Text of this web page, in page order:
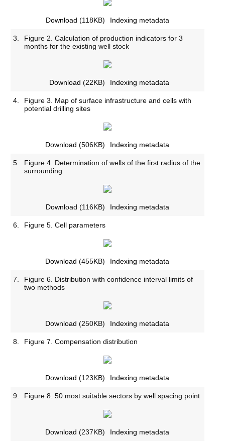
Download (118KB) Indexing metadata
3.
Figure 2. Calculation of production indicators for 3
months for the existing well stock
Download (22KB) Indexing metadata
4.
Figure 3. Map of surface infrastructure and cells with
potential drilling sites
Download (506KB) Indexing metadata
5.
Figure 4. Determination of wells of the first radius of the
surrounding
Download (116KB) Indexing metadata
6. Figure 5. Cell parameters
Download (455KB) Indexing metadata
7.
Figure 6. Distribution with confidence interval limits of
two methods
Download (250KB) Indexing metadata
8. Figure 7. Compensation distribution
Download (123KB) Indexing metadata
9. Figure 8. 50 most suitable sectors by well spacing point
Download (237KB) Indexing metadata